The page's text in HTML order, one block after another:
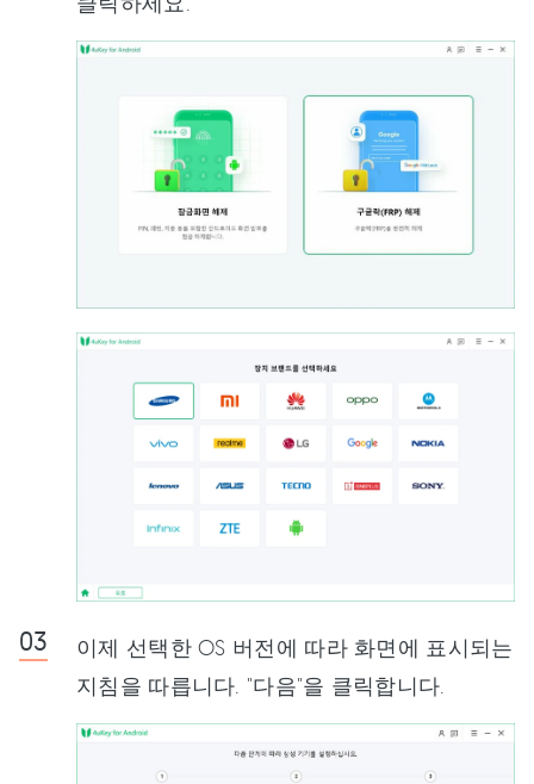
이제 선택한 OS 버전에 따라 화면에 표시되는
지침을 따릅니다. "다음"을 클릭합니다.